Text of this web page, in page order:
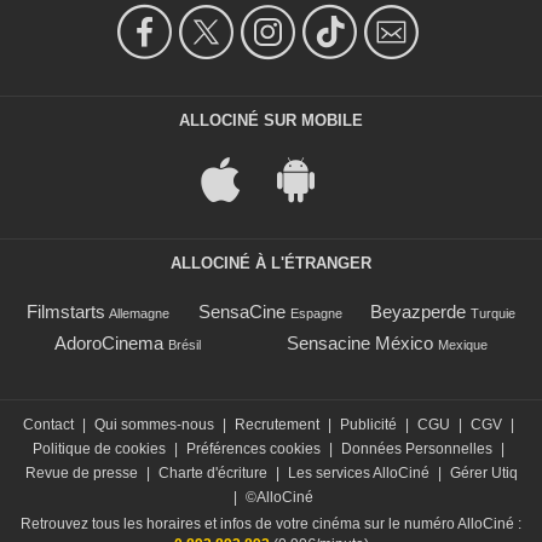
ALLOCINÉ SUR MOBILE
ALLOCINÉ À L'ÉTRANGER
Filmstarts Allemagne SensaCine Espagne Beyazperde Turquie
AdoroCinema Brésil Sensacine México Mexique
Contact Qui sommes-nous Recrutement Publicité CGU CGV
Politique de cookies
Préférences cookies Données Personnelles
Revue de presse
Charte d'écriture Les services AlloCiné
Gérer Utiq
©AlloCiné
Retrouvez tous les horaires et infos de votre cinéma sur le numéro AlloCiné :